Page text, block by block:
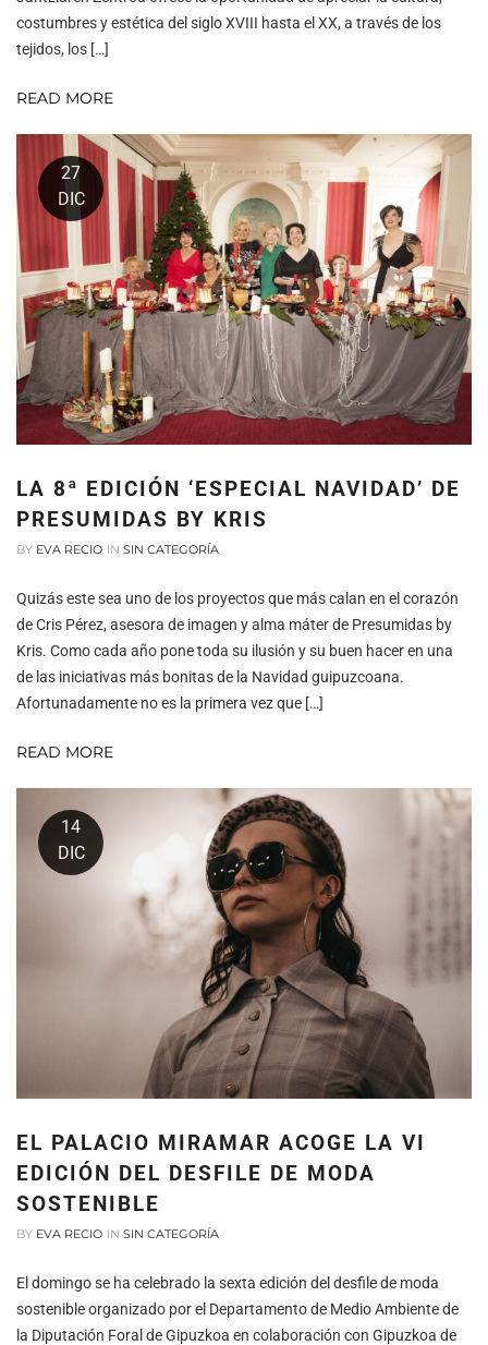
costumbres y estética del siglo XVIII hasta el XX, a través de los
tejidos, los […]
READ MORE
27
DIC
LA 8ª EDICIÓN ‘ESPECIAL NAVIDAD’ DE
PRESUMIDAS BY KRIS
BY EVA RECIO IN SIN CATEGORÍA
Quizás este sea uno de los proyectos que más calan en el corazón
de Cris Pérez, asesora de imagen y alma máter de Presumidas by
Kris. Como cada año pone toda su ilusión y su buen hacer en una
de las iniciativas más bonitas de la Navidad guipuzcoana.
Afortunadamente no es la primera vez que […]
READ MORE
14
DIC
EL PALACIO MIRAMAR ACOGE LA VI
EDICIÓN DEL DESFILE DE MODA
SOSTENIBLE
BY EVA RECIO IN SIN CATEGORÍA
El domingo se ha celebrado la sexta edición del desfile de moda
sostenible organizado por el Departamento de Medio Ambiente de
la Diputación Foral de Gipuzkoa en colaboración con Gipuzkoa de